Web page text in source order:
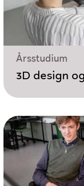
Årsstudium
3D design